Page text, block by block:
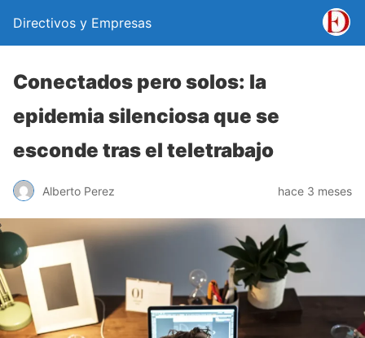
Directivos y Empresas
Conectados pero solos: la
epidemia silenciosa que se
esconde tras el teletrabajo
Alberto Perez hace 3 meses